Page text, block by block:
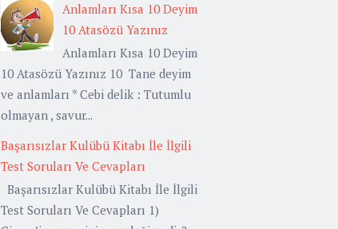
Anlamları Kısa 10 Deyim
10 Atasözü Yazınız
Anlamları Kısa 10 Deyim
10 Atasözü Yazınız 10 Tane deyim
ve anlamları * Cebi delik : Tutumlu
olmayan , savur...
Başarısızlar Kulübü Kitabı İle İlgili
Test Soruları Ve Cevapları
Başarısızlar Kulübü Kitabı İle İlgili
Test Soruları Ve Cevapları 1)